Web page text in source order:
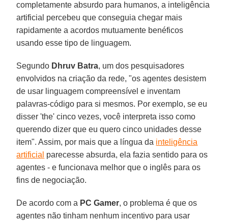
completamente absurdo para humanos, a inteligência
artificial percebeu que conseguia chegar mais
rapidamente a acordos mutuamente benéficos
usando esse tipo de linguagem.
Segundo Dhruv Batra, um dos pesquisadores
envolvidos na criação da rede, "os agentes desistem
de usar linguagem compreensível e inventam
palavras-código para si mesmos. Por exemplo, se eu
disser 'the' cinco vezes, você interpreta isso como
querendo dizer que eu quero cinco unidades desse
item". Assim, por mais que a língua da inteligência
artificial parecesse absurda, ela fazia sentido para os
agentes - e funcionava melhor que o inglês para os
fins de negociação.
De acordo com a PC Gamer, o problema é que os
agentes não tinham nenhum incentivo para usar